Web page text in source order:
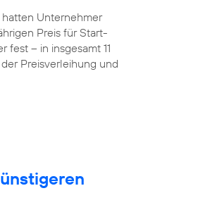
Unternehmer
Preis für Start-
– in insgesamt 11
Preisverleihung und